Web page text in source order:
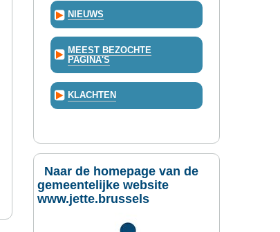
NIEUWS
MEEST BEZOCHTE
PAGINA'S
KLACHTEN
Naar de homepage van de
gemeentelijke website
www.jette.brussels